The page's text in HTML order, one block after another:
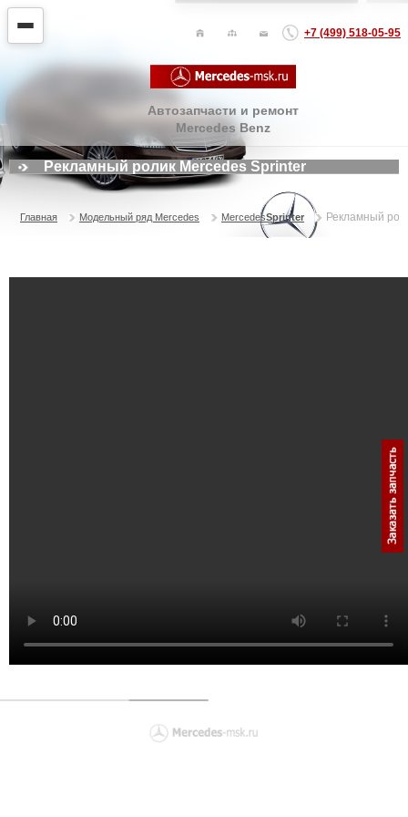
+7 (499) 518-05-95
Автозапчасти и ремонт
Mercedes Benz
Рекламный ролик Mercedes Sprinter
Главная Модельный ряд Mercedes MercedesSprinter Рекламный